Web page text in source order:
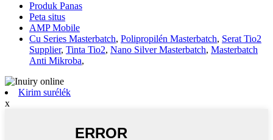
Produk Panas
Peta situs
AMP Mobile
Cu Series Masterbatch, Polipropilén Masterbatch, Serat Tio2
Supplier, Tinta Tio2, Nano Silver Masterbatch, Masterbatch
Anti Mikroba,
Kirim surélék
x